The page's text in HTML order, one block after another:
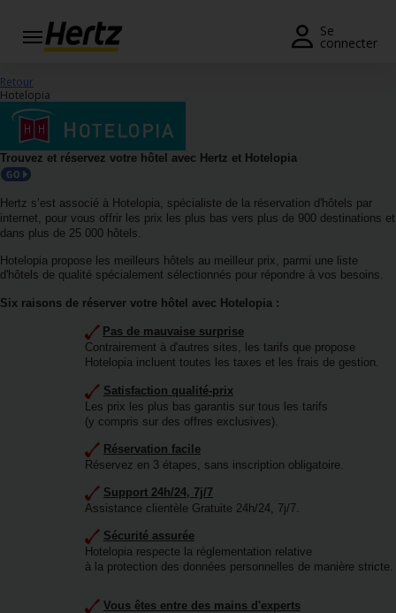
Se
connecter
Modifier/Annuler
Nos
Offres
spéciales
Devenir
d'utilitaires
réservation
Retour
Hotelopia
Trouvez et réservez votre hôtel avec Hertz et Hotelopia
Hertz s’est associé à Hotelopia, spécialiste de la réservation d'hôtels par
internet, pour vous offrir les prix les plus bas vers plus de 900 destinations et
dans plus de 25 000 hôtels.
Hotelopia propose les meilleurs hôtels au meilleur prix, parmi une liste
d'hôtels de qualité spécialement sélectionnés pour répondre à vos besoins.
Six raisons de réserver votre hôtel avec Hotelopia :
Pas de mauvaise surprise
Contrairement à d'autres sites, les tarifs que propose
Hotelopia incluent toutes les taxes et les frais de gestion.
Satisfaction qualité-prix
Les prix les plus bas garantis sur tous les tarifs
(y compris sur des offres exclusives).
Réservation facile
Réservez en 3 étapes, sans inscription obligatoire.
Support 24h/24, 7j/7
Assistance clientèle Gratuite 24h/24, 7j/7.
Sécurité assurée
Hotelopia respecte la réglementation relative
à la protection des données personnelles de manière stricte.
Vous êtes entre des mains d'experts